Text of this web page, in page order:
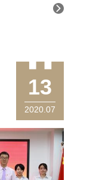
市律师行业党
办主任、市司
13
2020.07